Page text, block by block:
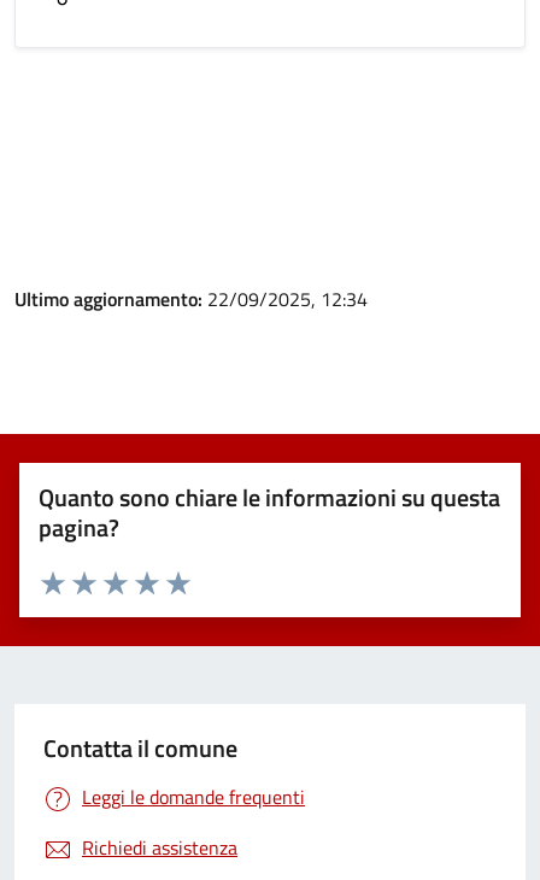
Ultimo aggiornamento: 22/09/2025, 12:34
Quanto sono chiare le informazioni su questa
pagina?
Valuta 5 stelle su 5
Valuta 4 stelle su 5
Valuta 3 stelle su 5
Valuta 2 stelle su 5
Valuta 1 stelle su 5
Contatta il comune
Leggi le domande frequenti
Richiedi assistenza